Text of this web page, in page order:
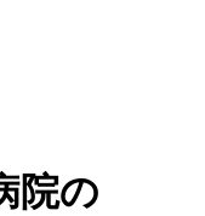
院の